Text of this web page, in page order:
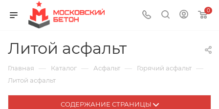
0
Литой асфальт
Главная — Каталог — Асфальт — Горячий асфальт —
Литой асфальт
СОДЕРЖАНИЕ СТРАНИЦЫ